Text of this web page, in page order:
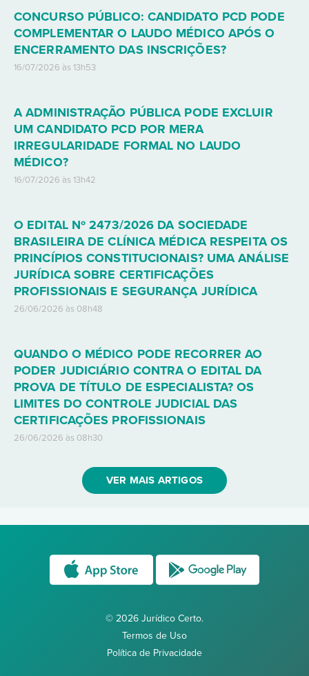
CONCURSO PÚBLICO: CANDIDATO PCD PODE
COMPLEMENTAR O LAUDO MÉDICO APÓS O
ENCERRAMENTO DAS INSCRIÇÕES?
16/07/2026 às 13h53
A ADMINISTRAÇÃO PÚBLICA PODE EXCLUIR
UM CANDIDATO PCD POR MERA
IRREGULARIDADE FORMAL NO LAUDO
MÉDICO?
16/07/2026 às 13h42
O EDITAL Nº 2473/2026 DA SOCIEDADE
BRASILEIRA DE CLÍNICA MÉDICA RESPEITA OS
PRINCÍPIOS CONSTITUCIONAIS? UMA ANÁLISE
JURÍDICA SOBRE CERTIFICAÇÕES
PROFISSIONAIS E SEGURANÇA JURÍDICA
26/06/2026 às 08h48
QUANDO O MÉDICO PODE RECORRER AO
PODER JUDICIÁRIO CONTRA O EDITAL DA
PROVA DE TÍTULO DE ESPECIALISTA? OS
LIMITES DO CONTROLE JUDICIAL DAS
CERTIFICAÇÕES PROFISSIONAIS
26/06/2026 às 08h30
VER MAIS ARTIGOS
© 2026 Jurídico Certo.
Termos de Uso
Política de Privacidade